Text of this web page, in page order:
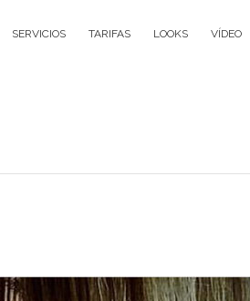
SERVICIOS TARIFAS LOOKS VÍDEO